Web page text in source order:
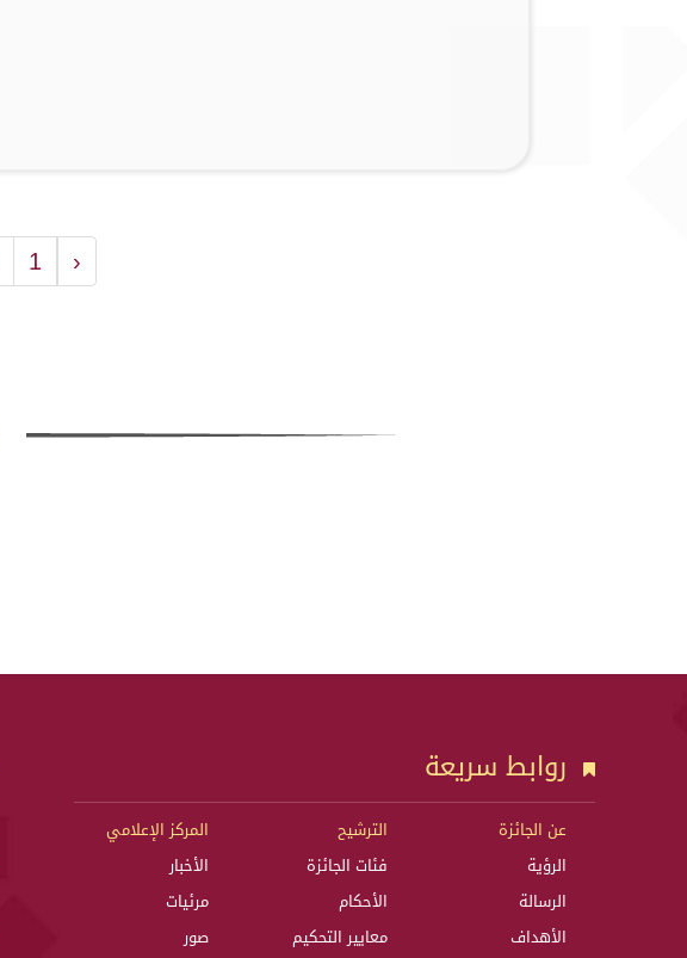
‹
1
روابط سريعة
عن الجائزة
الرؤية
الرسالة
الأهداف
الترشيح
فئات الجائزة
الأحكام
معايير التحكيم
المركز الإعلامي
الأخبار
مرئيات
صور